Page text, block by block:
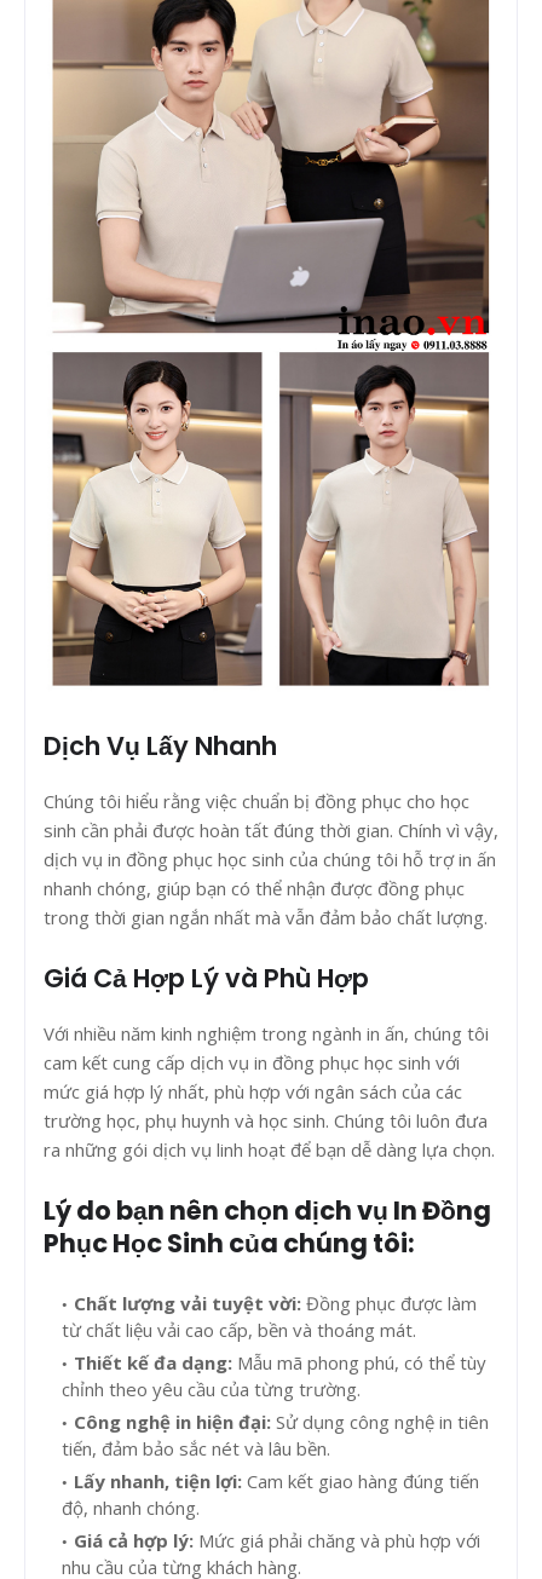
Dịch Vụ Lấy Nhanh
Chúng tôi hiểu rằng việc chuẩn bị đồng phục cho học
sinh cần phải được hoàn tất đúng thời gian. Chính vì vậy,
dịch vụ in đồng phục học sinh của chúng tôi hỗ trợ in ấn
nhanh chóng, giúp bạn có thể nhận được đồng phục
trong thời gian ngắn nhất mà vẫn đảm bảo chất lượng.
Giá Cả Hợp Lý và Phù Hợp
Với nhiều năm kinh nghiệm trong ngành in ấn, chúng tôi
cam kết cung cấp dịch vụ in đồng phục học sinh với
mức giá hợp lý nhất, phù hợp với ngân sách của các
trường học, phụ huynh và học sinh. Chúng tôi luôn đưa
ra những gói dịch vụ linh hoạt để bạn dễ dàng lựa chọn.
Lý do bạn nên chọn dịch vụ In Đồng
Phục Học Sinh của chúng tôi:
Chất lượng vải tuyệt vời: Đồng phục được làm
từ chất liệu vải cao cấp, bền và thoáng mát.
Thiết kế đa dạng: Mẫu mã phong phú, có thể tùy
chỉnh theo yêu cầu của từng trường.
Công nghệ in hiện đại: Sử dụng công nghệ in tiên
tiến, đảm bảo sắc nét và lâu bền.
Lấy nhanh, tiện lợi: Cam kết giao hàng đúng tiến
độ, nhanh chóng.
Giá cả hợp lý: Mức giá phải chăng và phù hợp với
nhu cầu của từng khách hàng.